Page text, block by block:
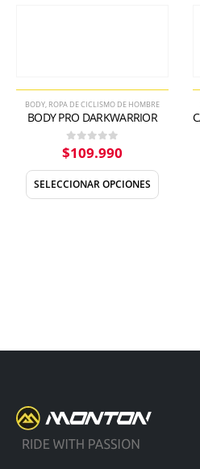
BODY, ROPA DE CICLISMO DE HOMBRE
BODY PRO DARKWARRIOR
0out of 5
$109.990
SELECCIONAR OPCIONES